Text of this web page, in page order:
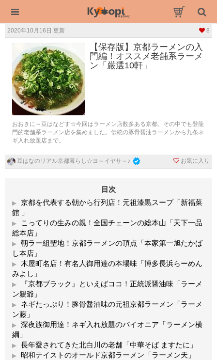
2020年10月16日 更新 8
【保存版】京都ラーメンの入
門編！オススメ老舗系ラーメ
ン「厳選10軒」
おおきに～豆はなどす☆今回はラーメン店数多ある京都。その中でも登龍
門的老舗系ラーメン店を集めました。伝統の豚骨醤油ラーメンから九条ネ
ギ入れ放題店まで。
豆はなのリアル京都暮らし☆ヨ～イヤサ～♪ お気に入り
目次
京都を代表する朝から行列店！元祖漆黒スープ「新福菜
館 」
こってりの生みの親！全国チェーンの総本山「天下一品
総本店」
朝ラー組聖地！京都ラーメンの頂点「本家第一旭たかば
し本店」
木屋町名店！有名人御用達の本場味「博多長浜らーめん
みよし」
『京都ブラック』といえばココ！正統派醤油味「ラーメ
ン親爺」
ネギたっぷり！豚骨醤油味の元祖京都ラーメン「ラーメ
ン藤」
深夜族御用達！ネギ入れ放題のパイオニア「ラーメン横
綱」
長年愛されてきた北白川の老舗「中華そば ますたに」
昭和テイストのオールド京都ラーメン「ラーメン天」